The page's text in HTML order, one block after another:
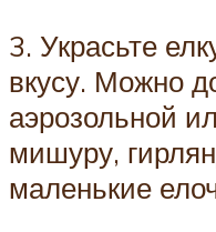
3. Украсьте
вкусу. Можно
аэрозольной
мишуру,
маленькие